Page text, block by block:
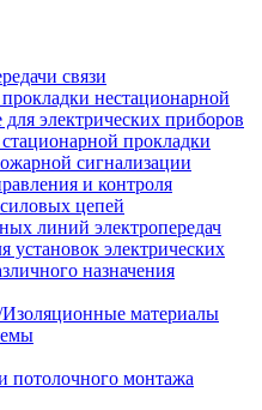
связи
нестационарной
электрических приборов
прокладки
сигнализации
и контроля
цепей
линий электропередач
установок электрических
назначения
Изоляционные материалы
потолочного монтажа